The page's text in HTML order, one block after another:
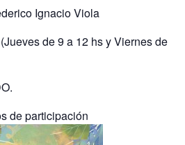
Ignacio Viola
de 9 a 12 hs y Viernes de
de participación